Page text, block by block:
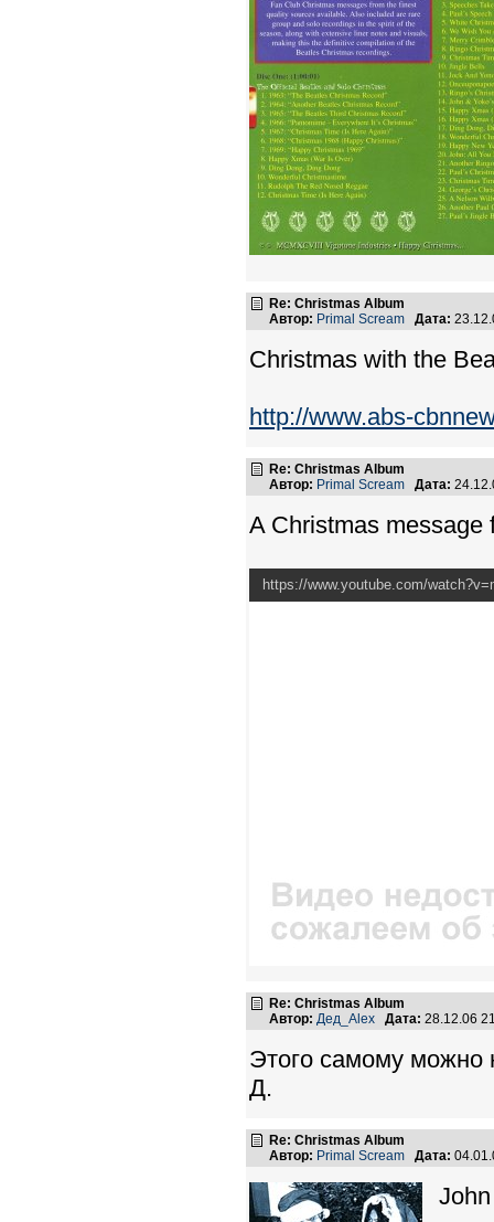
Re: Christmas Album
Автор: Primal Scream Дата:
Christmas with the
http://www.abs-
Re: Christmas Album
Автор: Primal Scream Дата:
A Christmas message
https://www.youtube.com/
Re: Christmas Album
Автор: Дед_Alex Дата: 28.12.06
Этого самому можно
Д.
Re: Christmas Album
Автор: Primal Scream Дата: